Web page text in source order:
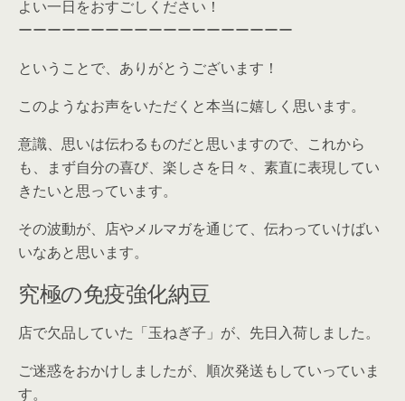
よい一日をおすごしください！
ーーーーーーーーーーーーーーーーーーー
ということで、ありがとうございます！
このようなお声をいただくと本当に嬉しく思います。
意識、思いは伝わるものだと思いますので、これから
も、まず自分の喜び、楽しさを日々、素直に表現してい
きたいと思っています。
その波動が、店やメルマガを通じて、伝わっていけばい
いなあと思います。
究極の免疫強化納豆
店で欠品していた「玉ねぎ子」が、先日入荷しました。
ご迷惑をおかけしましたが、順次発送もしていっていま
す。